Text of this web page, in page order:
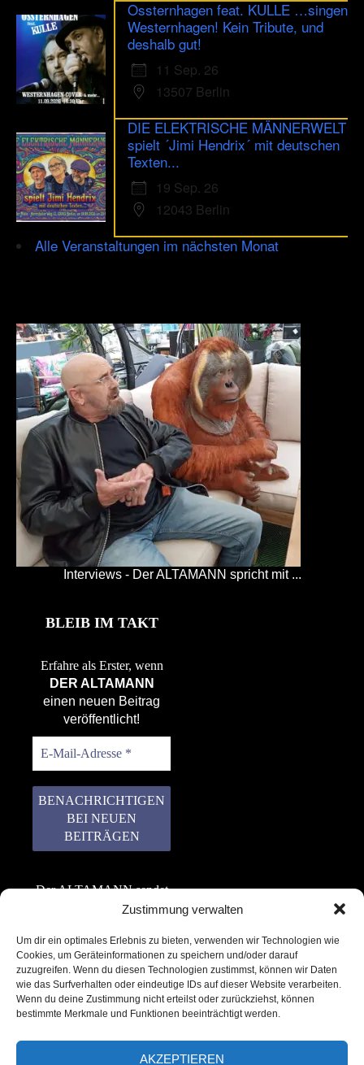
Zustimmung verwalten
Um dir ein optimales Erlebnis zu bieten, verwenden wir Technologien wie
Cookies, um Geräteinformationen zu speichern und/oder darauf
zuzugreifen. Wenn du diesen Technologien zustimmst, können wir Daten
wie das Surfverhalten oder eindeutige IDs auf dieser Website verarbeiten.
Wenn du deine Zustimmung nicht erteilst oder zurückziehst, können
bestimmte Merkmale und Funktionen beeinträchtigt werden.
AKZEPTIEREN
Ossternhagen feat. KULLE …singen
Westernhagen! Kein Tribute, und
deshalb gut!
11 Sep. 26
13507 Berlin
DIE ELEKTRISCHE MÄNNERWELT
spielt ´Jimi Hendrix´ mit deutschen
Texten...
19 Sep. 26
12043 Berlin
Alle Veranstaltungen im nächsten Monat
Interviews - Der ALTAMANN spricht mit ...
BLEIB IM TAKT
Erfahre als Erster, wenn
DER ALTAMANN
einen neuen Beitrag
veröffentlicht!
Der ALTAMANN sendet
keinen Spam! Er gibt
weiter. Erfahre mehr in
unserer
Datenschutzerklärung.